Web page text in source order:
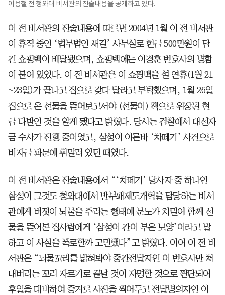
이용철 전 청와대 비서관의 진술내용을 공개하고 있다.
이 전 비서관의 진술내용에 따르면 2004년 1월 이 전 비서관
이 휴직 중인 ‘법무법인 새길’ 사무실로 현금 500만원이 담
긴 쇼핑백이 배달됐으며, 쇼핑백에는 이경훈 변호사의 명함
이 붙어 있었다. 이 전 비서관은 이 쇼핑백을 설 연휴(1월 21
~23일)가 끝나고 집으로 갖다 달라고 부탁했으며, 1월 26일
집으로 온 선물을 뜯어보고서야 (선물이) 책으로 위장된 현
금 다발인 것을 알게 됐다고 밝혔다. 당시는 검찰에서 대선자
금 수사가 진행 중이었고, 삼성이 이른바 ‘차떼기’ 사건으로
비자금 파문에 휘말려 있던 때였다.
이 전 비서관은 진술내용에서 “‘차떼기’ 당사자 중 하나인
삼성이 그것도 청와대에서 반부패제도개혁을 담당하는 비서
관에게 버젓이 뇌물을 주려는 행태에 분노가 치밀어 함께 선
물을 뜯어본 집사람에게 ‘삼성이 간이 부은 모양’이라고 말
하고 이 사실을 폭로할까 고민했다”고 밝혔다. 이어 이 전 비
서관은 “뇌물꼬리를 밝혀봐야 중간전달자인 이 변호사만 쳐
내버리는 꼬리 자르기로 끝날 것이 자명할 것으로 판단되어
후일을 대비하여 증거로 사진을 찍어두고 전달명의자인 이